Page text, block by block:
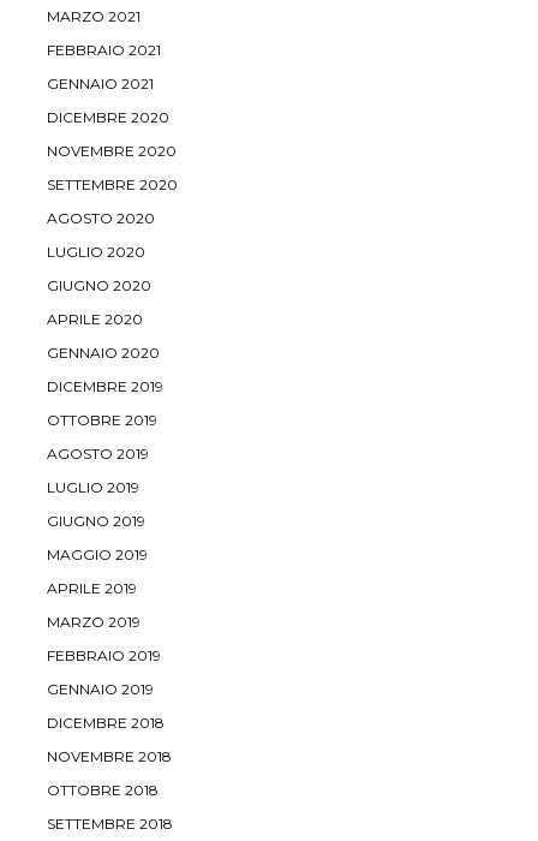
MARZO 2021
FEBBRAIO 2021
GENNAIO 2021
DICEMBRE 2020
NOVEMBRE 2020
SETTEMBRE 2020
AGOSTO 2020
LUGLIO 2020
GIUGNO 2020
APRILE 2020
GENNAIO 2020
DICEMBRE 2019
OTTOBRE 2019
AGOSTO 2019
LUGLIO 2019
GIUGNO 2019
MAGGIO 2019
APRILE 2019
MARZO 2019
FEBBRAIO 2019
GENNAIO 2019
DICEMBRE 2018
NOVEMBRE 2018
OTTOBRE 2018
SETTEMBRE 2018